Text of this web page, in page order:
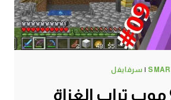
| سرفايفل
الحلقة #9 موب تراب الغزاة